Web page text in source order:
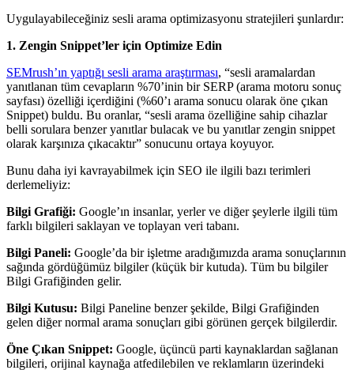
Uygulayabileceğiniz sesli arama optimizasyonu stratejileri şunlardır:
1. Zengin Snippet’ler için Optimize Edin
SEMrush’ın yaptığı sesli arama araştırması, “sesli aramalardan
yanıtlanan tüm cevapların %70’inin bir SERP (arama motoru sonuç
sayfası) özelliği içerdiğini (%60’ı arama sonucu olarak öne çıkan
Snippet) buldu. Bu oranlar, “sesli arama özelliğine sahip cihazlar
belli sorulara benzer yanıtlar bulacak ve bu yanıtlar zengin snippet
olarak karşınıza çıkacaktır” sonucunu ortaya koyuyor.
Bunu daha iyi kavrayabilmek için SEO ile ilgili bazı terimleri
derlemeliyiz:
Bilgi Grafiği: Google’ın insanlar, yerler ve diğer şeylerle ilgili tüm
farklı bilgileri saklayan ve toplayan veri tabanı.
Bilgi Paneli: Google’da bir işletme aradığımızda arama sonuçlarının
sağında gördüğümüz bilgiler (küçük bir kutuda). Tüm bu bilgiler
Bilgi Grafiğinden gelir.
Bilgi Kutusu: Bilgi Paneline benzer şekilde, Bilgi Grafiğinden
gelen diğer normal arama sonuçları gibi görünen gerçek bilgilerdir.
Öne Çıkan Snippet: Google, üçüncü parti kaynaklardan sağlanan
bilgileri, orijinal kaynağa atfedilebilen ve reklamların üzerindeki